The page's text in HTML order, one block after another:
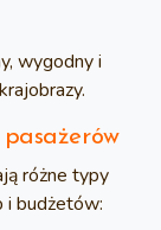
wygodny i
różne typy
i budżetów: